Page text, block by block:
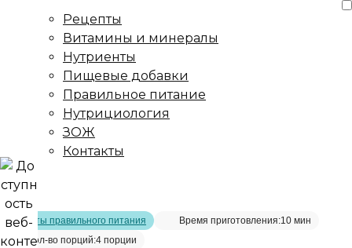
Рецепты
Витамины и минералы
Нутриенты
Пищевые добавки
Правильное питание
Нутрициология
ЗОЖ
Контакты
Главная страница
фаршированная овощами, с мандариновым соусом
Рецепты правильного питания Время приготовления:10 мин
Кол-во порций:4 порции